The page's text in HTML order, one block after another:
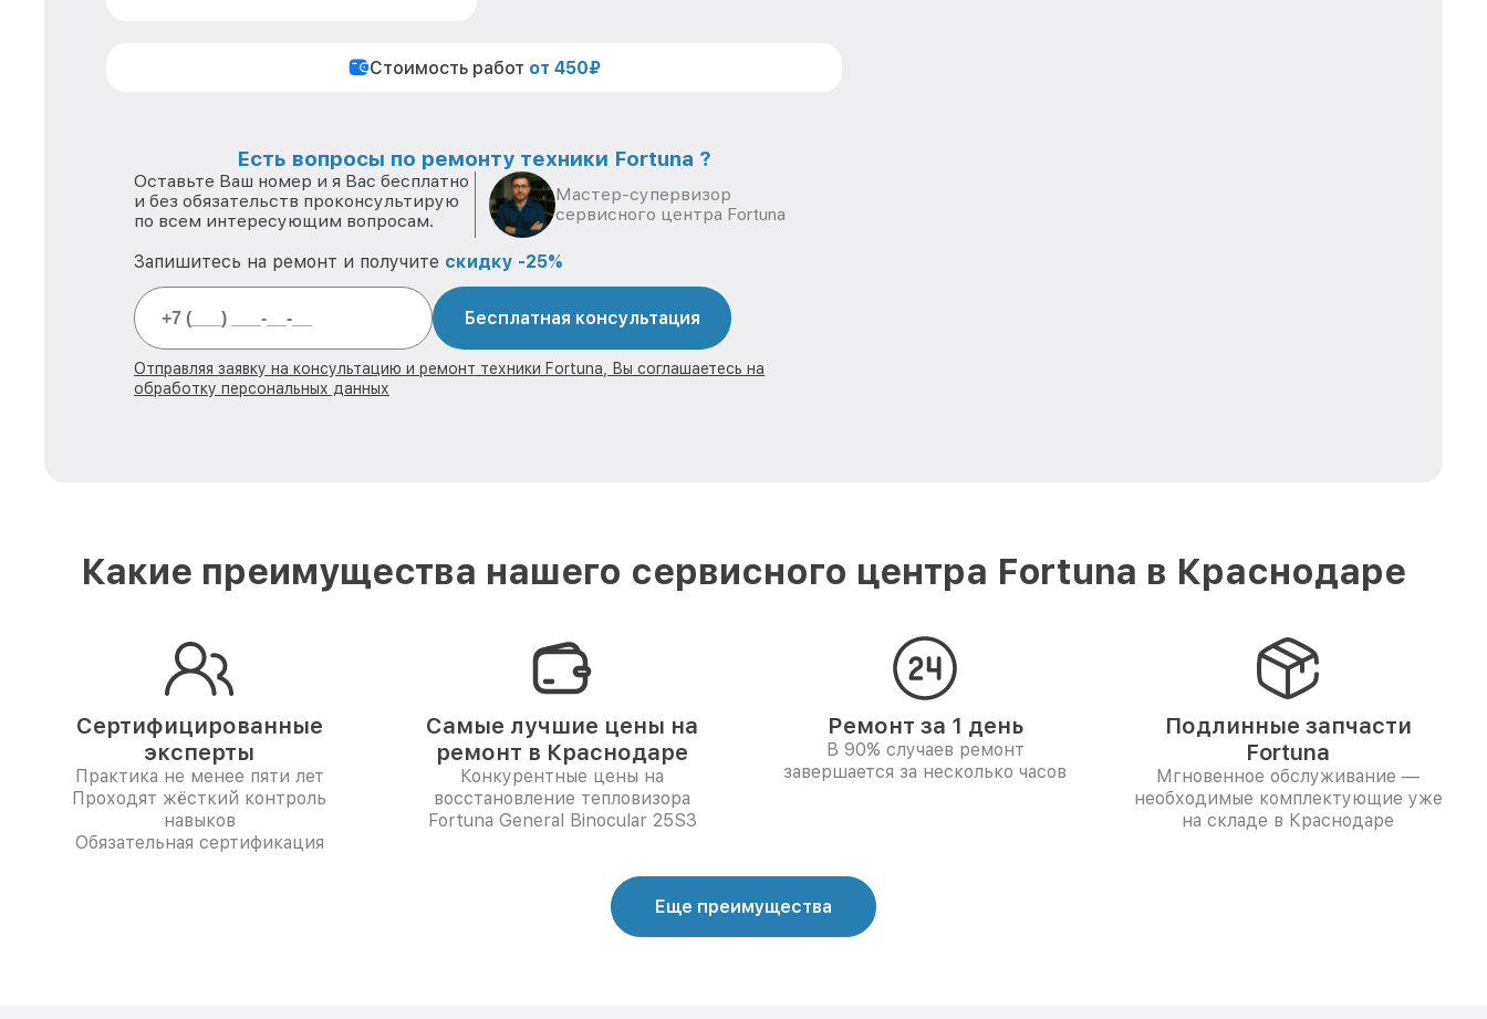
Стоимость работ от 450₽
Есть вопросы по ремонту техники Fortuna ?
Оставьте Ваш номер и я Вас бесплатно
и без обязательств проконсультирую
по всем интересующим вопросам.
Мастер-супервизор
сервисного центра Fortuna
Запишитесь на ремонт и получите скидку -25%
Бесплатная консультация
Отправляя заявку на консультацию и ремонт техники Fortuna, Вы соглашаетесь на
обработку персональных данных
Какие преимущества нашего сервисного центра Fortuna в Краснодаре
Сертифицированные
эксперты
Практика не менее пяти лет
Проходят жёсткий контроль
навыков
Обязательная сертификация
Самые лучшие цены на
ремонт в Краснодаре
Конкурентные цены на
восстановление тепловизора
Fortuna General Binocular 25S3
Ремонт за 1 день
В 90% случаев ремонт
завершается за несколько часов
Подлинные запчасти
Fortuna
Мгновенное обслуживание —
необходимые комплектующие уже
на складе в Краснодаре
Еще преимущества